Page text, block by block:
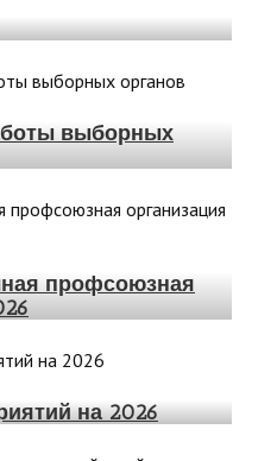
выборных
профсоюзная
на 2026